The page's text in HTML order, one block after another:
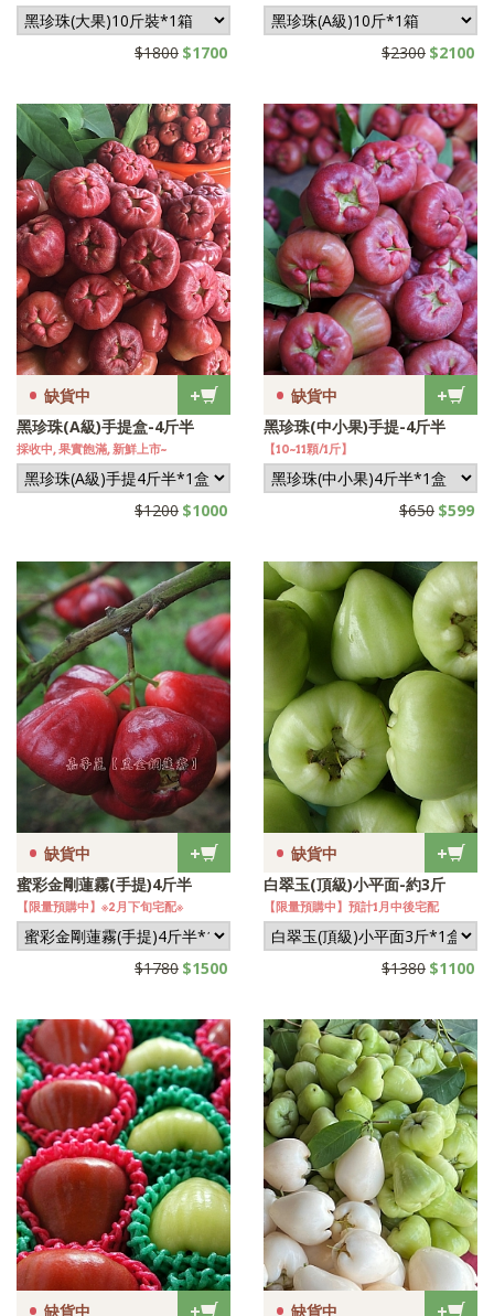
$1800 $1700 $2300 $2100
+
• 缺貨中
黑珍珠(A級)手提盒-4斤半
採收中, 果實飽滿, 新鮮上市~
$1200 $1000
+
• 缺貨中
黑珍珠(中小果)手提-4斤半
【10~11顆/1斤】
$650 $599
+
• 缺貨中
蜜彩金剛蓮霧(手提)4斤半
【限量預購中】※2月下旬宅配※
$1780 $1500
+
• 缺貨中
白翠玉(頂級)小平面-約3斤
【限量預購中】預計1月中後宅配
$1380 $1100
+
缺貨中
+
缺貨中